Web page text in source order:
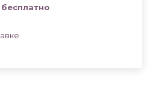
бесплатно